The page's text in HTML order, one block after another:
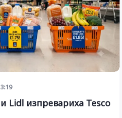
Lidl изпревариха Tesco